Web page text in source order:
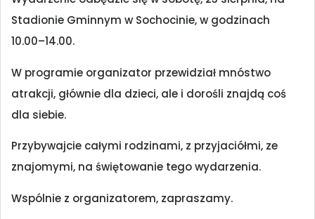
Stadionie Gminnym w Sochocinie, w godzinach
10.00–14.00.
W programie organizator przewidział mnóstwo
atrakcji, głównie dla dzieci, ale i dorośli znajdą coś
dla siebie.
Przybywajcie całymi rodzinami, z przyjaciółmi, ze
znajomymi, na świętowanie tego wydarzenia.
Wspólnie z organizatorem, zapraszamy.